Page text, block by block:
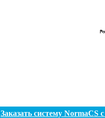
Заказать систему